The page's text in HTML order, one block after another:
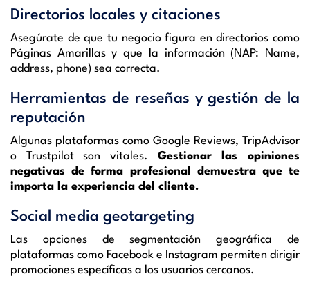
Directorios locales y citaciones
Asegúrate de que tu negocio figura en directorios como
Páginas Amarillas y que la información (NAP: Name,
address, phone) sea correcta.
Herramientas de reseñas y gestión de la
reputación
Algunas plataformas como Google Reviews, TripAdvisor
o Trustpilot son vitales. Gestionar las opiniones
negativas de forma profesional demuestra que te
importa la experiencia del cliente.
Social media geotargeting
Las opciones de segmentación geográfica de
plataformas como Facebook e Instagram permiten dirigir
promociones específicas a los usuarios cercanos.